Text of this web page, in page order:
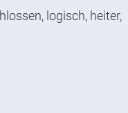
logisch, heiter,